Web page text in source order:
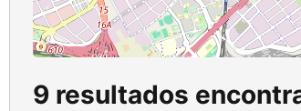
9 resultados